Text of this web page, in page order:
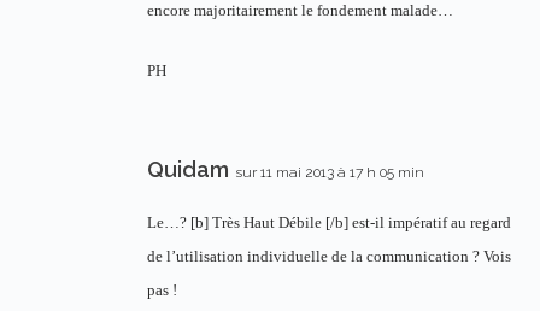
encore majoritairement le fondement malade…
PH
Quidam sur 11 mai 2013 à 17 h 05 min
Le…? [b] Très Haut Débile [/b] est-il impératif au regard
de l’utilisation individuelle de la communication ? Vois
pas !